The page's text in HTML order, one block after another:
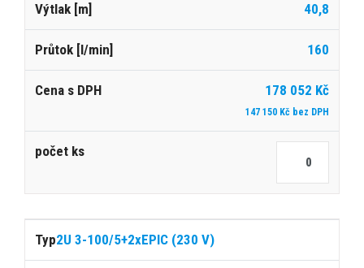
40,8
160
178 052 Kč
147 150 Kč bez DPH
2U 3-100/5+2xEPIC (230 V)